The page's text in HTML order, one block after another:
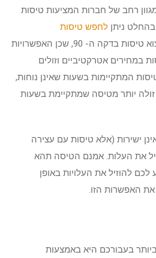
רחב של חברות המציעות טיסות
ניתןלחפש טיסות
, או לנסות למצוא טיסות בדקה ה- 90, שכן האפשרויות
אטרקטיביים וזולים
המתקיימות בשעות שאינן נוחות,
יותר מטיסה שמתקיימת בשעות
ישירות (אלא טיסות עם עצירה
את העלות. אמנם הטיסה תהא
להוזיל את העלויות באופן
האפשרות הזו.
בעבורכם היא באמצעות